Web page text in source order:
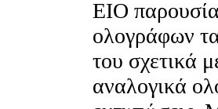
ΕΙΟ
ολογράφων
του σχετικά
αναλογικά